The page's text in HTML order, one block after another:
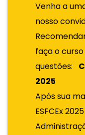
Venha a
nosso
faça o
questões:
2025
Após sua
ESFCEx